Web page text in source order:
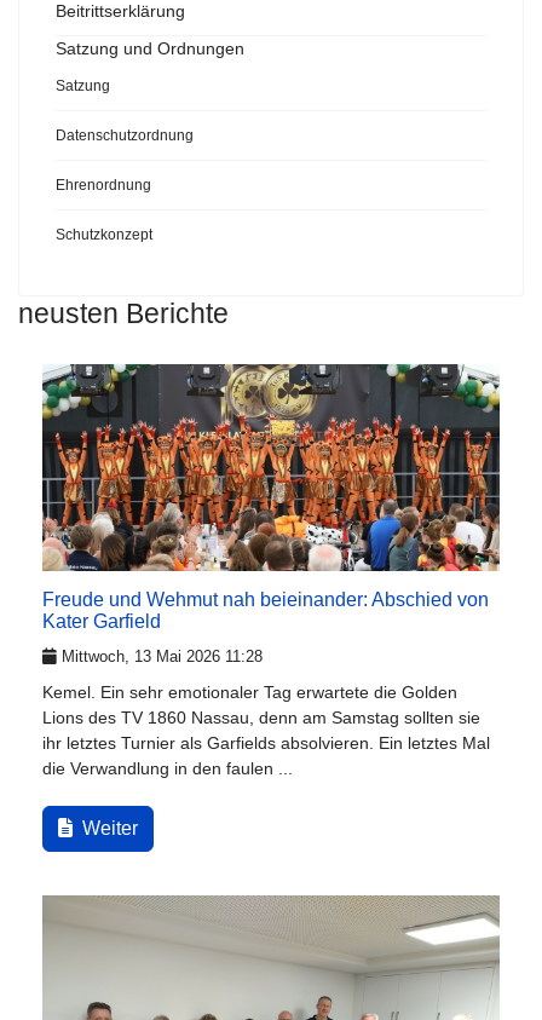
Beitrittserklärung
Satzung und Ordnungen
Satzung
Datenschutzordnung
Ehrenordnung
Schutzkonzept
neusten Berichte
Freude und Wehmut nah beieinander: Abschied von
Kater Garfield
Mittwoch, 13 Mai 2026 11:28
Kemel. Ein sehr emotionaler Tag erwartete die Golden
Lions des TV 1860 Nassau, denn am Samstag sollten sie
ihr letztes Turnier als Garfields absolvieren. Ein letztes Mal
die Verwandlung in den faulen ...
Weiter